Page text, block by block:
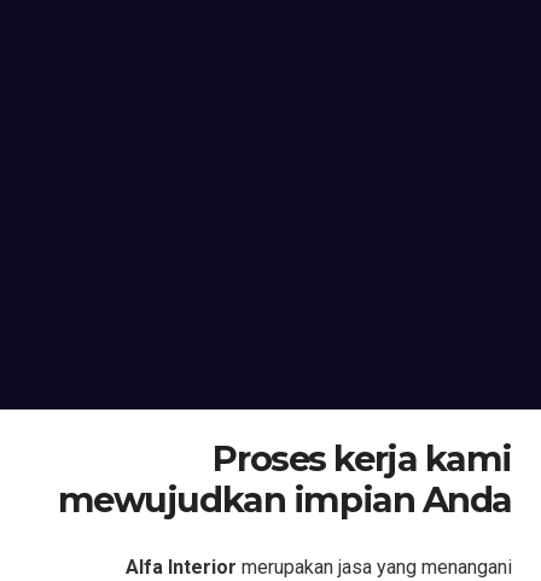
Proses kerja kami
mewujudkan impian Anda
Alfa Interior merupakan jasa yang menangani